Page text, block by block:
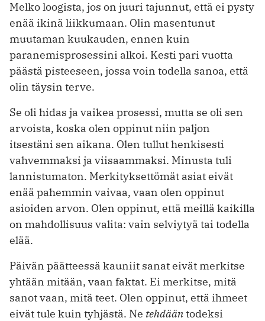
Melko loogista, jos on juuri tajunnut, että ei pysty
enää ikinä liikkumaan. Olin masentunut
muutaman kuukauden, ennen kuin
paranemisprosessini alkoi. Kesti pari vuotta
päästä pisteeseen, jossa voin todella sanoa, että
olin täysin terve.
Se oli hidas ja vaikea prosessi, mutta se oli sen
arvoista, koska olen oppinut niin paljon
itsestäni sen aikana. Olen tullut henkisesti
vahvemmaksi ja viisaammaksi. Minusta tuli
lannistumaton. Merkityksettömät asiat eivät
enää pahemmin vaivaa, vaan olen oppinut
asioiden arvon. Olen oppinut, että meillä kaikilla
on mahdollisuus valita: vain selviytyä tai todella
elää.
Päivän päätteessä kauniit sanat eivät merkitse
yhtään mitään, vaan faktat. Ei merkitse, mitä
sanot vaan, mitä teet. Olen oppinut, että ihmeet
eivät tule kuin tyhjästä. Ne tehdääntodeksi